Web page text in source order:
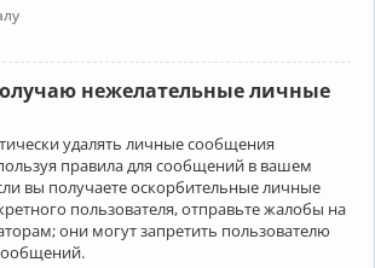
нежелательные личные
удалять личные сообщения
правила для сообщений в вашем
вы получаете оскорбительные личные
пользователя, отправьте жалобы на
они могут запретить пользователю